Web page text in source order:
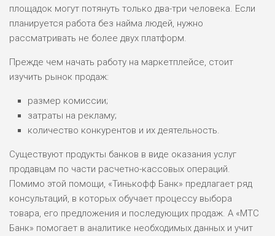
площадок могут потянуть только два-три человека. Если
планируется работа без найма людей, нужно
рассматривать не более двух платформ.
Прежде чем начать работу на маркетплейсе, стоит
изучить рынок продаж:
размер комиссии;
затраты на рекламу;
количество конкурентов и их деятельность.
Существуют продукты банков в виде оказания услуг
продавцам по части расчетно-кассовых операций.
Помимо этой помощи, «Тинькофф Банк» предлагает ряд
консультаций, в которых обучает процессу выбора
товара, его предложения и последующих продаж. А «МТС
Банк» помогает в аналитике необходимых данных и учит